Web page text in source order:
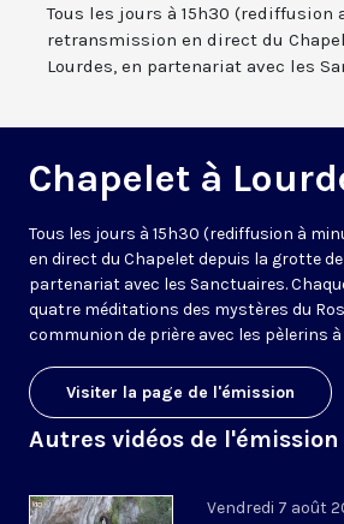
Tous les jours à 15h30
retransmission en direct du
Lourdes, en partenariat avec les
Chapelet à
Tous les jours à 15h30 (rediffusion à
en direct du Chapelet depuis la grotte de
partenariat avec les Sanctuaires.
quatre méditations des mystères du
communion de prière avec les pèlerins à
Visiter la page de l'émission
Autres vidéos de l'émission
Vendredi 7 août